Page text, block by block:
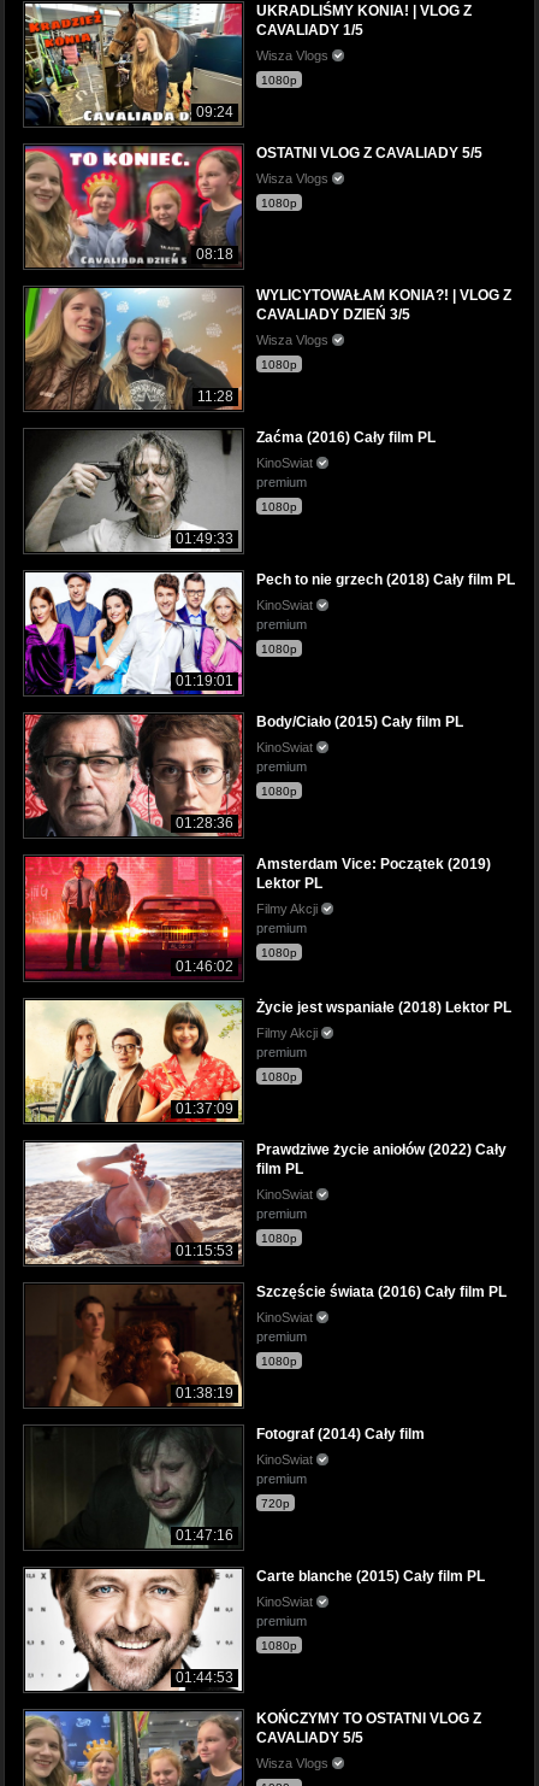
09:24
UKRADLIŚMY KONIA! | VLOG Z
CAVALIADY 1/5
Wisza Vlogs
1080p
08:18
OSTATNI VLOG Z CAVALIADY 5/5
Wisza Vlogs
1080p
11:28
WYLICYTOWAŁAM KONIA?! | VLOG Z
CAVALIADY DZIEŃ 3/5
Wisza Vlogs
1080p
01:49:33
Zaćma (2016) Cały film PL
KinoSwiat
premium
1080p
01:19:01
Pech to nie grzech (2018) Cały film PL
KinoSwiat
premium
1080p
01:28:36
Body/Ciało (2015) Cały film PL
KinoSwiat
premium
1080p
01:46:02
Amsterdam Vice: Początek (2019)
Lektor PL
Filmy Akcji
premium
1080p
01:37:09
Życie jest wspaniałe (2018) Lektor PL
Filmy Akcji
premium
1080p
01:15:53
Prawdziwe życie aniołów (2022) Cały
film PL
KinoSwiat
premium
1080p
01:38:19
Szczęście świata (2016) Cały film PL
KinoSwiat
premium
1080p
01:47:16
Fotograf (2014) Cały film
KinoSwiat
premium
720p
01:44:53
Carte blanche (2015) Cały film PL
KinoSwiat
premium
1080p
KOŃCZYMY TO OSTATNI VLOG Z
CAVALIADY 5/5
Wisza Vlogs